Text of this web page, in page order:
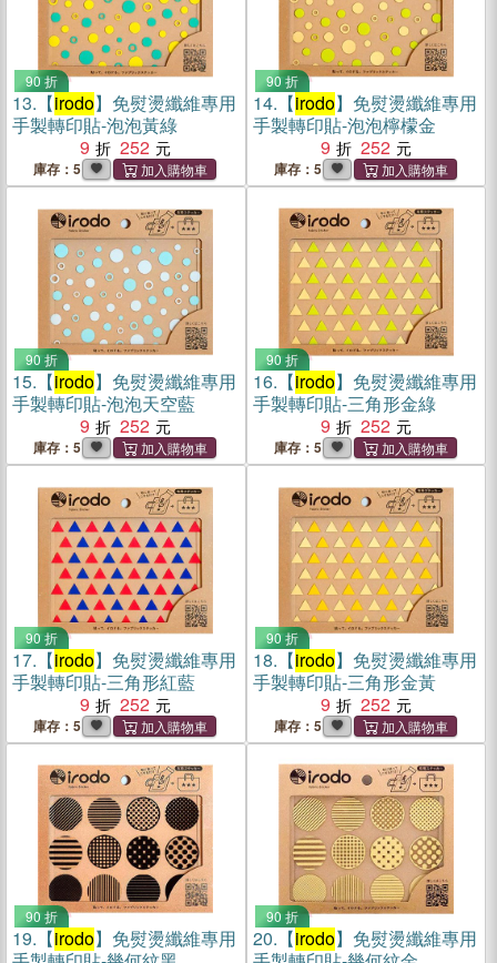
90 折
13. 【irodo】免熨燙纖維專用
手製轉印貼-泡泡黃綠
9
252
庫存：5
90 折
14. 【irodo】免熨燙纖維專用
手製轉印貼-泡泡檸檬金
9
252
庫存：5
90 折
15. 【irodo】免熨燙纖維專用
手製轉印貼-泡泡天空藍
9
252
庫存：5
90 折
16. 【irodo】免熨燙纖維專用
手製轉印貼-三角形金綠
9
252
庫存：5
90 折
17. 【irodo】免熨燙纖維專用
手製轉印貼-三角形紅藍
9
252
庫存：5
90 折
18. 【irodo】免熨燙纖維專用
手製轉印貼-三角形金黃
9
252
庫存：5
90 折
19. 【irodo】免熨燙纖維專用
90 折
20. 【irodo】免熨燙纖維專用